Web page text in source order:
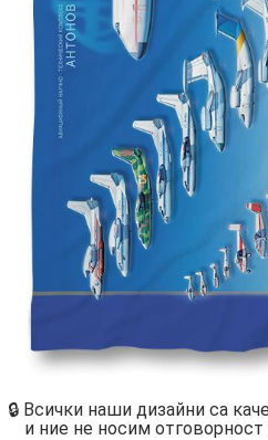
🔒 Всички наши дизайни са
и ние не носим